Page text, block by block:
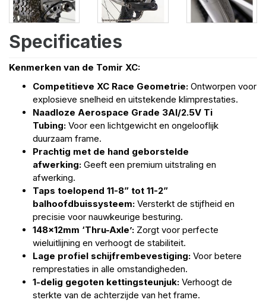
Specificaties
Kenmerken van de Tomir XC:
Competitieve XC Race Geometrie: Ontworpen voor
explosieve snelheid en uitstekende klimprestaties.
Naadloze Aerospace Grade 3Al/2.5V Ti
Tubing: Voor een lichtgewicht en ongelooflijk
duurzaam frame.
Prachtig met de hand geborstelde
afwerking: Geeft een premium uitstraling en
afwerking.
Taps toelopend 11-8” tot 11-2”
balhoofdbuissysteem: Versterkt de stijfheid en
precisie voor nauwkeurige besturing.
148x12mm ‘Thru-Axle’: Zorgt voor perfecte
wieluitlijning en verhoogt de stabiliteit.
Lage profiel schijfrembevestiging: Voor betere
remprestaties in alle omstandigheden.
1-delig gegoten kettingsteunjuk: Verhoogt de
sterkte van de achterzijde van het frame.